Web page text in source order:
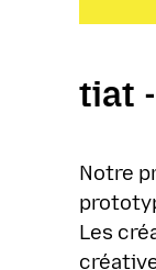
tiat
Notre
Les